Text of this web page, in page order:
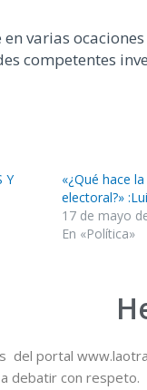
varias
competentes
Y
«¿Qué hace
electoral?»
17 de mayo
En «Política»
del portal
debatir con respeto.